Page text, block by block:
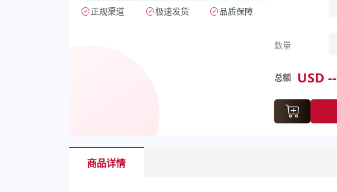
正规渠道 极速发货 品质保障
数量
总额 USD --
商品详情